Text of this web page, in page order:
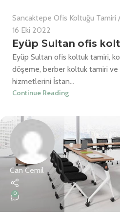
Sancaktepe Ofis Koltuğu Tamiri
16 Eki 2022
Eyüp Sultan ofis
Eyüp Sultan ofis koltuk tamiri,
döşeme, berber koltuk tamiri
hizmetlerini İstan...
Continue Reading
Can Cemil
0